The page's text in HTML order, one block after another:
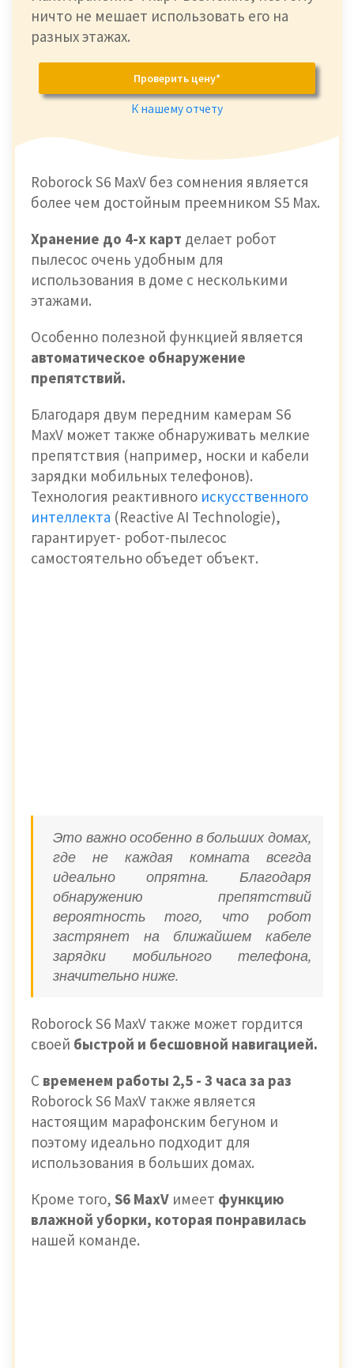
ничто не мешает использовать его на
разных этажах.
Проверить цену*
К нашему отчету
Roborock S6 MaxV без сомнения является
более чем достойным преемником S5 Max.
Хранение до 4-х карт делает робот
пылесос очень удобным для
использования в доме с несколькими
этажами.
Особенно полезной функцией является
автоматическое обнаружение
препятствий.
Благодаря двум передним камерам S6
MaxV может также обнаруживать мелкие
препятствия (например, носки и кабели
зарядки мобильных телефонов).
Технология реактивного искусственного
интеллекта (Reactive AI Technologie),
гарантирует- робот-пылесос
самостоятельно объедет объект.
Это важно особенно в больших домах,
где не каждая комната всегда
идеально опрятна. Благодаря
обнаружению препятствий
вероятность того, что робот
застрянет на ближайшем кабеле
зарядки мобильного телефона,
значительно ниже.
Roborock S6 MaxV также может гордится
своей быстрой и бесшовной навигацией.
С временем работы 2,5 - 3 часа за раз
Roborock S6 MaxV также является
настоящим марафонским бегуном и
поэтому идеально подходит для
использования в больших домах.
Кроме того, S6 MaxV имеет функцию
влажной уборки, которая понравилась
нашей команде.